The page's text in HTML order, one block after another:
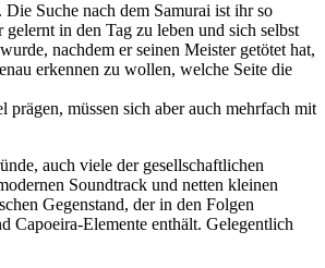
Suche nach dem Samurai ist ihr so
in den Tag zu leben und sich selbst
nachdem er seinen Meister getötet hat,
erkennen zu wollen, welche Seite die
müssen sich aber auch mehrfach mit
auch viele der gesellschaftlichen
Soundtrack und netten kleinen
Gegenstand, der in den Folgen
Capoeira-Elemente enthält. Gelegentlich